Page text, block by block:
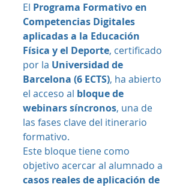
El Programa Formativo en
Competencias Digitales
aplicadas a la Educación
Física y el Deporte, certificado
por la Universidad de
Barcelona (6 ECTS), ha abierto
el acceso al bloque de
webinars síncronos, una de
las fases clave del itinerario
formativo.
Este bloque tiene como
objetivo acercar al alumnado a
casos reales de aplicación de